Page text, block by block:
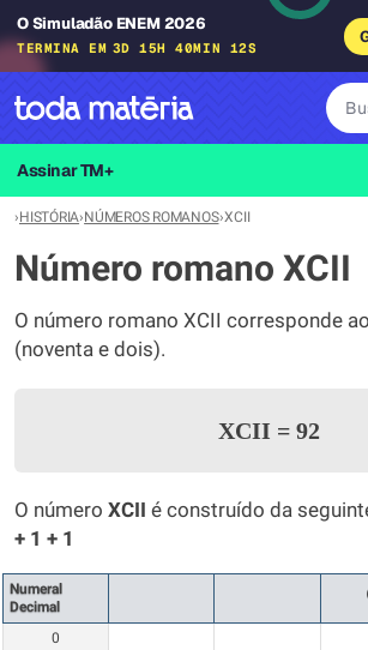
O Simuladão ENEM 2026
TERMINA EM 3D 15H 40MIN 11S
Assinar TM+
›HISTÓRIA›NÚMEROS ROMANOS›XCII
Número romano XCII
O número romano XCII corresponde
(noventa e dois).
XCII =92
O número XCII é construído da
+ 1 + 1
Numeral
Decimal
0